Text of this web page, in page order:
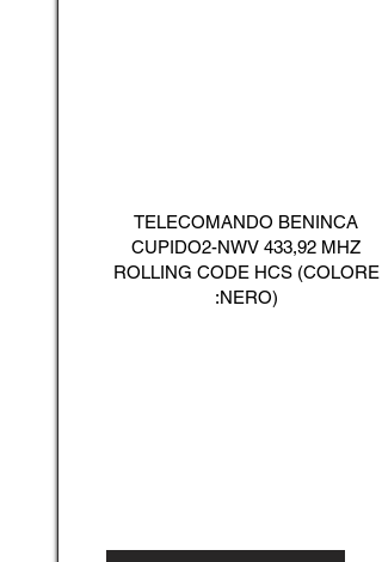
TELECOMANDO BENINCA
CUPIDO2-NWV 433,92 MHZ
ROLLING CODE HCS (COLORE
:NERO)